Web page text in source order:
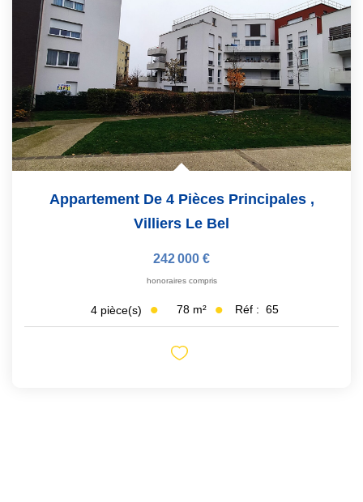
Appartement De 4 Pièces Principales ,
Villiers Le Bel
242 000 €
honoraires compris
4 pièce(s) 78 m² Réf : 65